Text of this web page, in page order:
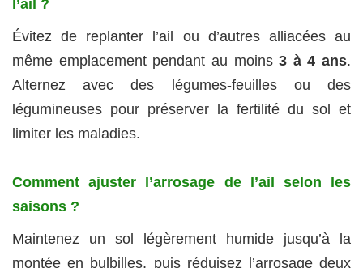
l’ail ?
Évitez de replanter l’ail ou d’autres alliacées au
même emplacement pendant au moins3 à 4 ans.
Alternez avec des légumes-feuilles ou des
légumineuses pour préserver la fertilité du sol et
limiter les maladies.
Comment ajuster l’arrosage de l’ail selon les
saisons ?
Maintenez un sol légèrement humide jusqu’à la
montée en bulbilles, puis réduisez l’arrosage deux